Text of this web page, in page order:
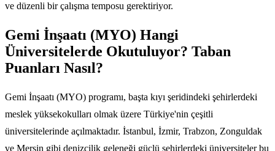
ve düzenli bir çalışma temposu gerektiriyor.
Gemi İnşaatı (MYO) Hangi
Üniversitelerde Okutuluyor? Taban
Puanları Nasıl?
Gemi İnşaatı (MYO) programı, başta kıyı şeridindeki şehirlerdeki
meslek yüksekokulları olmak üzere Türkiye'nin çeşitli
üniversitelerinde açılmaktadır. İstanbul, İzmir, Trabzon, Zonguldak
ve Mersin gibi denizcilik geleneği güçlü şehirlerdeki üniversiteler bu